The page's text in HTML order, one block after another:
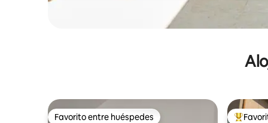
Favorito entre huéspedes